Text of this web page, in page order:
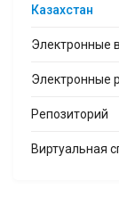
Казахстан
Электронные
Электронные
Репозиторий
Виртуальная